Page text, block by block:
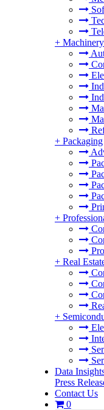
+
+ Packaging
+
+ Real
+
Data
Press
Contact Us
0